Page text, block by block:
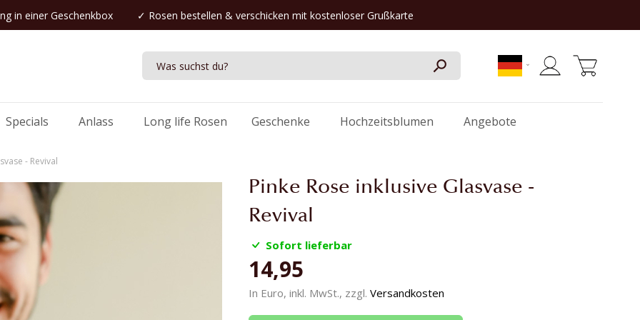
in einer Geschenkbox ✓ Rosen bestellen & verschicken mit kostenloser Grußkarte
Specials Anlass Long life Rosen Geschenke Hochzeitsblumen Angebote
- Revival
Pinke Rose inklusive Glasvase -
Revival
Sofort lieferbar
14,95
In Euro, inkl. MwSt., zzgl. Versandkosten